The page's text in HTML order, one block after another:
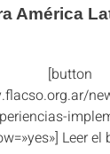
América
[button
Leer